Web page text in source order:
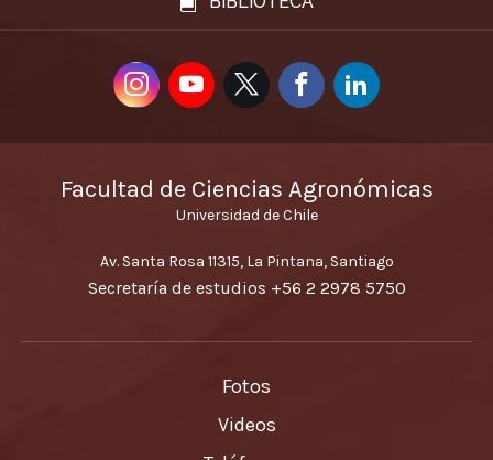
Facultad de Ciencias Agronómicas
Universidad de Chile
Av. Santa Rosa 11315, La Pintana, Santiago
Secretaría de estudios +56 2 2978 5750
Fotos
Videos